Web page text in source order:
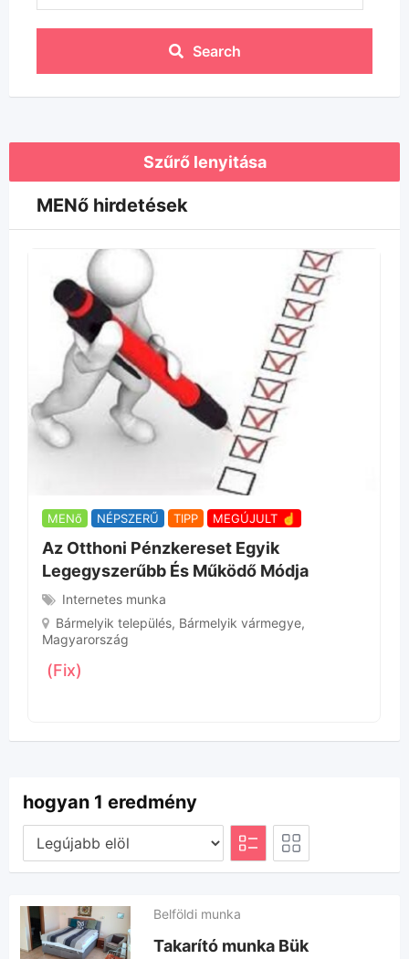
Search
Szűrő lenyitása
MENő hirdetések
MENő NÉPSZERŰ TIPP MEGÚJULT ☝
Az Otthoni Pénzkereset Egyik
Legegyszerűbb És Működő Módja
Internetes munka
Bármelyik település, Bármelyik vármegye,
Magyarország
(Fix)
hogyan 1 eredmény
Belföldi munka
Takarító munka Bük